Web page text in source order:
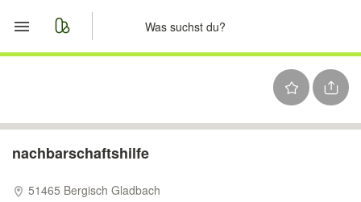
Nachrichten
Anzeige aufgeben
nachbarschaftshilfe
51465 Bergisch Gladbach